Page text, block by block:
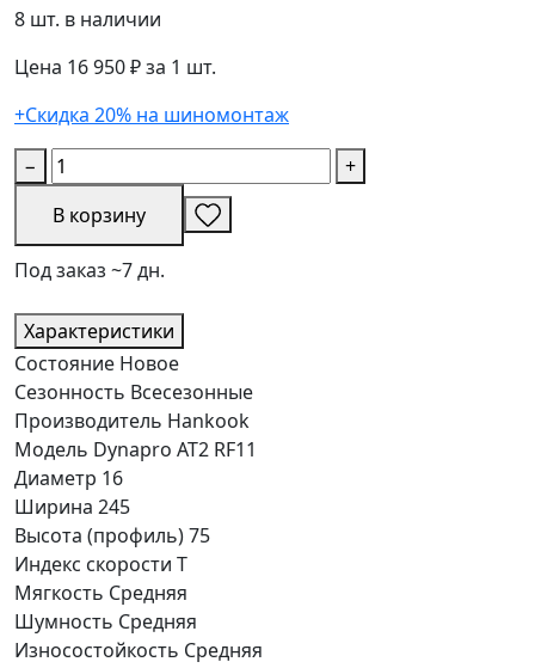
8 шт. в наличии
Цена 16 950 ₽ за 1 шт.
+Скидка 20% на шиномонтаж
−
+
В корзину
Под заказ ~7 дн.
Характеристики
Состояние Новое
Сезонность Всесезонные
Производитель Hankook
Модель Dynapro AT2 RF11
Диаметр 16
Ширина 245
Высота (профиль)75
Индекс скорости T
Мягкость Средняя
Шумность Средняя
Износостойкость Средняя